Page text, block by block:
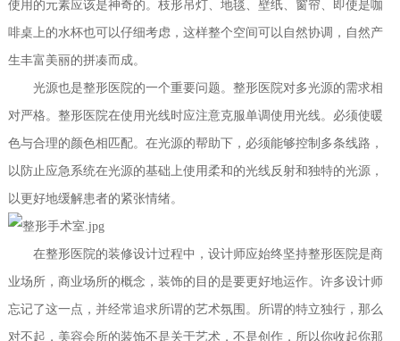
使用的元素应该是神奇的。枝形吊灯、地毯、壁纸、窗帘、即使是咖
啡桌上的水杯也可以仔细考虑，这样整个空间可以自然协调，自然产
生丰富美丽的拼凑而成。
光源也是整形医院的一个重要问题。整形医院对多光源的需求相
对严格。整形医院在使用光线时应注意克服单调使用光线。必须使暖
色与合理的颜色相匹配。在光源的帮助下，必须能够控制多条线路，
以防止应急系统在光源的基础上使用柔和的光线反射和独特的光源，
以更好地缓解患者的紧张情绪。
在整形医院的装修设计过程中，设计师应始终坚持整形医院是商
业场所，商业场所的概念，装饰的目的是要更好地运作。许多设计师
忘记了这一点，并经常追求所谓的艺术氛围。所谓的特立独行，那么
对不起，美容会所的装饰不是关于艺术，不是创作，所以你收起你那